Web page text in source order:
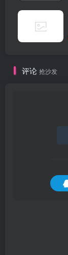
评论 抢沙发